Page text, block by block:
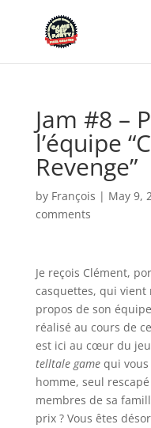
Jam #8 –
l’équipe
Revenge”
by François | May 9,
comments
Je reçois Clément,
casquettes, qui vient
propos de son
réalisé au cours de
est ici au cœur du
telltale gamequi vous
homme, seul
membres de sa
prix ? Vous êtes